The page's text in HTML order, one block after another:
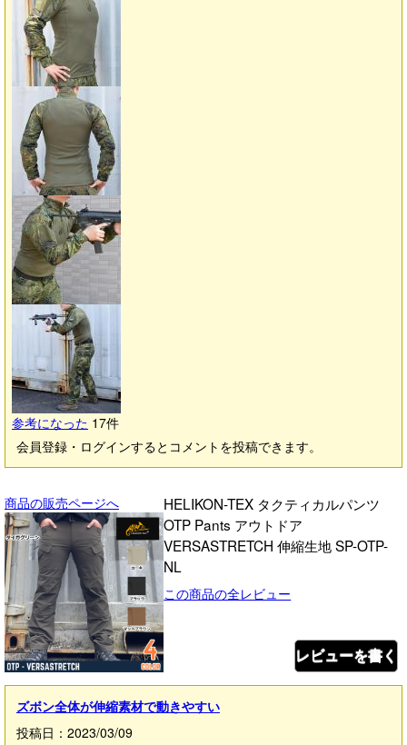
参考になった 17件
会員登録・ログインするとコメントを投稿できます。
商品の販売ページへ
HELIKON-TEX タクティカルパンツ
OTP Pants アウトドア
VERSASTRETCH 伸縮生地 SP-OTP-
NL
この商品の全レビュー
レビューを書く
ズボン全体が伸縮素材で動きやすい
投稿日：2023/03/09